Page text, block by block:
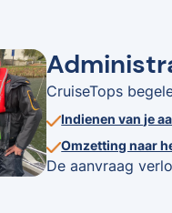
CruiseTops
Indienen van je
Omzetting naar
De aanvraag